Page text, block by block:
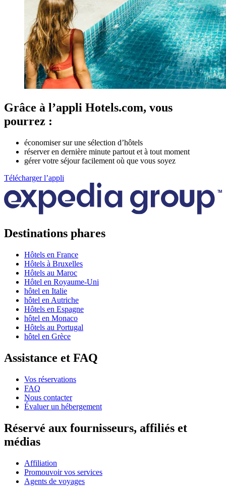
Grâce à l’appli Hotels.com, vous
pourrez :
économiser sur une sélection d’hôtels
réserver en dernière minute partout et à tout moment
gérer votre séjour facilement où que vous soyez
Télécharger l’appli
Destinations phares
Hôtels en France
Hôtels à Bruxelles
Hôtels au Maroc
Hôtel en Royaume-Uni
hôtel en Italie
hôtel en Autriche
Hôtels en Espagne
hôtel en Monaco
Hôtels au Portugal
hôtel en Grèce
Assistance et FAQ
Vos réservations
FAQ
Nous contacter
Évaluer un hébergement
Réservé aux fournisseurs, affiliés et
médias
Affiliation
Promouvoir vos services
Agents de voyages